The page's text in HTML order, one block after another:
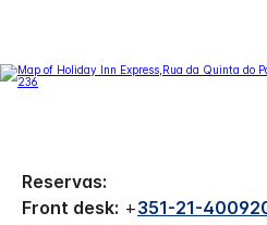
Reservas:
Front desk: +351-21-